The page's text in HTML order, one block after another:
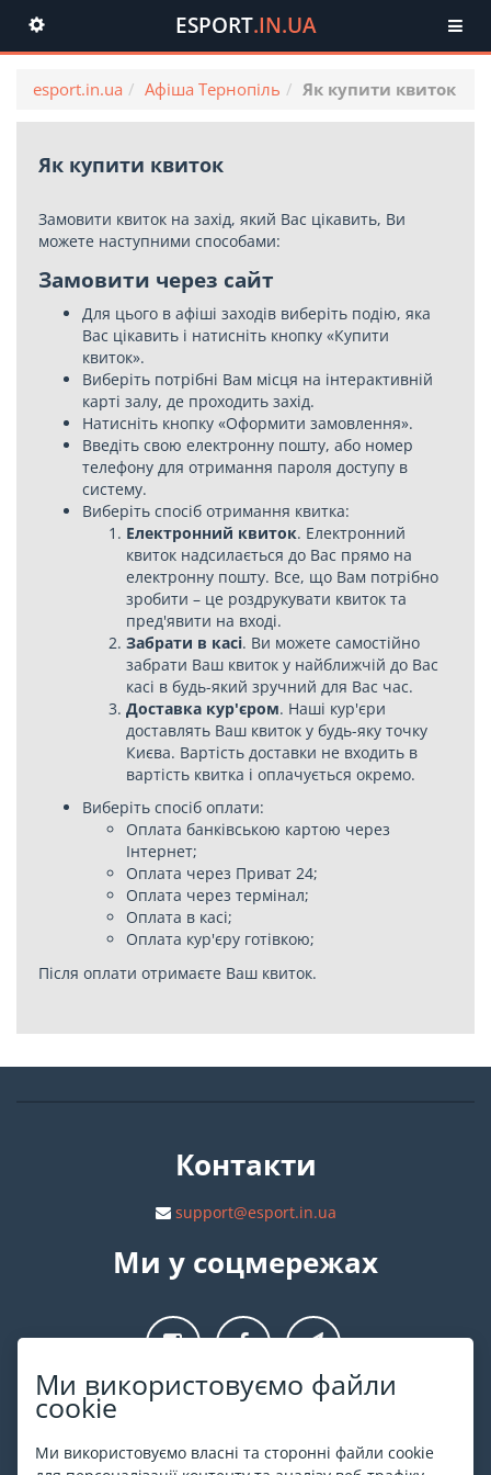
Ми використовуємо файли
cookie
Ми використовуємо власні та сторонні файли cookie
Toggle
navigation
ESPORT.IN.UA
esport.in.ua Афіша Тернопіль Як купити квиток
Як купити квиток
Замовити квиток на захід, який Вас цікавить, Ви
можете наступними способами:
Замовити через сайт
Для цього в афіші заходів виберіть подію, яка
Вас цікавить і натисніть кнопку «Купити
квиток».
Виберіть потрібні Вам місця на інтерактивній
карті залу, де проходить захід.
Натисніть кнопку «Оформити замовлення».
Введіть свою електронну пошту, або номер
телефону для отримання пароля доступу в
систему.
Виберіть спосіб отримання квитка:
Електронний квиток. Електронний
квиток надсилається до Вас прямо на
електронну пошту. Все, що Вам потрібно
зробити – це роздрукувати квиток та
пред'явити на вході.
Забрати в касі. Ви можете самостійно
забрати Ваш квиток у найближчій до Вас
касі в будь-який зручний для Вас час.
Доставка кур'єром. Наші кур'єри
доставлять Ваш квиток у будь-яку точку
Києва. Вартість доставки не входить в
вартість квитка і оплачується окремо.
Виберіть спосіб оплати:
Оплата банківською картою через
Інтернет;
Оплата через Приват 24;
Оплата через термінал;
Оплата в касі;
Оплата кур'єру готівкою;
Після оплати отримаєте Ваш квиток.
Контакти
support@esport.in.ua
Ми у соцмережах
Про ESPORT.in.ua
На ESPORT.in.ua представлена афіша Києва та інших міст